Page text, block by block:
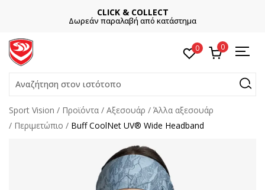
CLICK & COLLECT
Δωρεάν παραλαβή από κατάστημα
0 0
Αναζήτηση στον ιστότοπο
Sport Vision Προϊόντα Αξεσουάρ
Άλλα αξεσουάρ
Περιμετώπιο
Buff CoolNet UV® Wide Headband